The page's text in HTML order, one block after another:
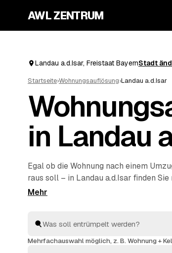
AWL ZENTRUM
Landau a.d.Isar, Freistaat BayernStadt
Startseite›Wohnungsauflösung›Landau a.d.Isar
in Landau
Egal ob die Wohnung nach einem
raus soll – in Landau a.d.Isar finden
Partner. Eine kurze Anfrage genügt,
besenreinen Übergabe ist alles dabei.
Sie am meisten Sinn ergibt.
Mehrfachauswahl möglich, z. B. Wohnung +